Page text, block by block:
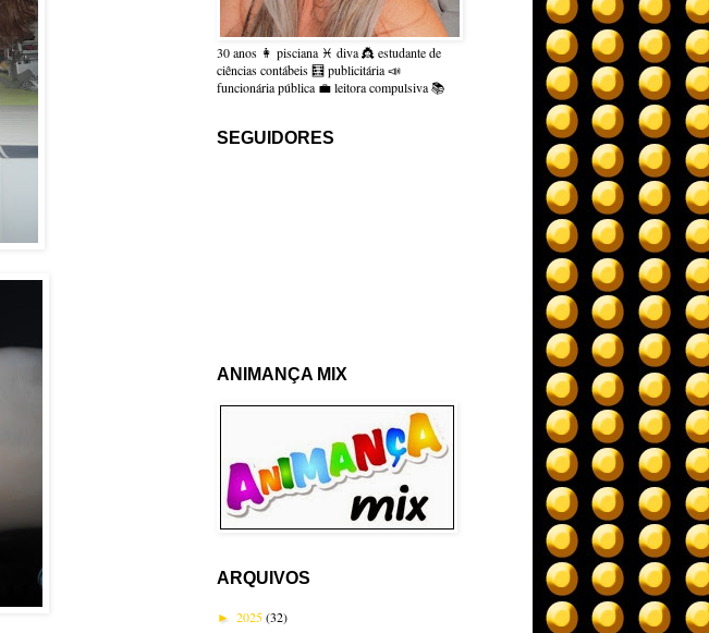
30 anos 👩 pisciana ♓ diva 👸 estudante de
ciências contábeis 🧮 publicitária 📣
funcionária pública 💼 leitora compulsiva 📚
SEGUIDORES
ANIMANÇA MIX
ARQUIVOS
► 2025(32)